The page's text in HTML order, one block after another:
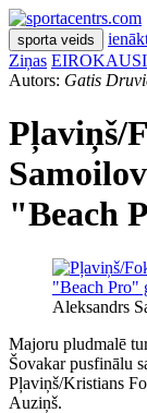
sporta veids
Ziņas EIROKAUSI
Autors: Gatis
Pļaviņš/
"Beach
Aleksandrs
Majoru pludmalē
Šovakar pusfinālu
Pļaviņš/Kristians
Auziņš.